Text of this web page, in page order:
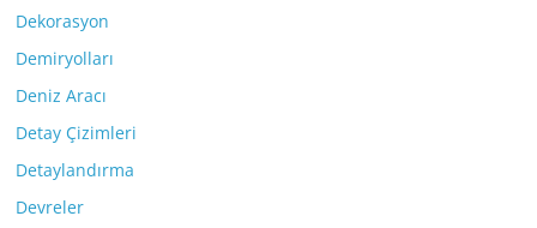
Dekorasyon
Demiryolları
Deniz Aracı
Detay Çizimleri
Detaylandırma
Devreler